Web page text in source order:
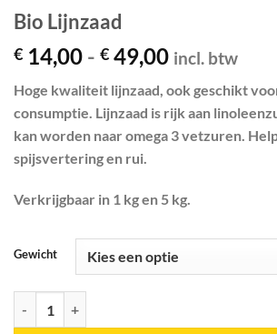
Bio Lijnzaad
€ 14,00 - € 49,00Prijsklasse:
tot
€ 49,00
incl. btw
Hoge kwaliteit lijnzaad, ook geschikt
consumptie. Lijnzaad is rijk aan
kan worden naar omega 3 vetzuren.
spijsvertering en rui.
Verkrijgbaar in 1 kg en 5 kg.
Gewicht